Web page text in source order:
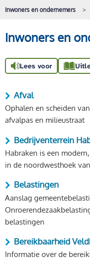
Inwoners en ondernemers
Inwoners en
Lees voor
Afval
Ophalen en scheiden
afvalpas en milieustraat
Bedrijventerrein
Habraken is een
in de noordwesthoek
Belastingen
Aanslag
belastingen
Bereikbaarheid
Informatie over de